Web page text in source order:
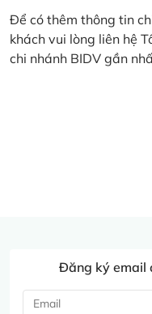
Để có thêm thông tin
khách vui lòng liên hệ
chi nhánh BIDV gần
Đăng ký email